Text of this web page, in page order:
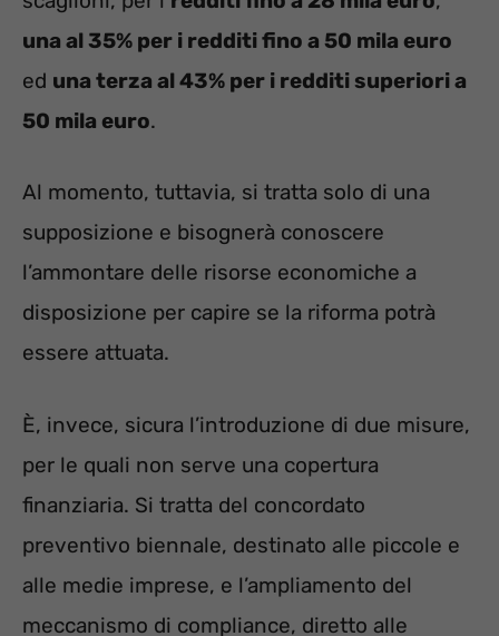
una al 35% per i redditi fino a 50 mila euro
ed una terza al 43% per i redditi superiori a
50 mila euro.
Al momento, tuttavia, si tratta solo di una
supposizione e bisognerà conoscere
l’ammontare delle risorse economiche a
disposizione per capire se la riforma potrà
essere attuata.
È, invece, sicura l’introduzione di due misure,
per le quali non serve una copertura
finanziaria. Si tratta del concordato
preventivo biennale, destinato alle piccole e
alle medie imprese, e l’ampliamento del
meccanismo di compliance, diretto alle